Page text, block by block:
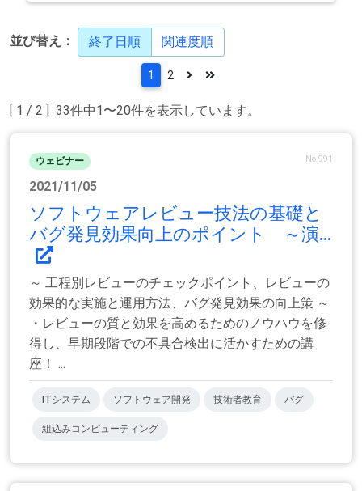
並び替え： 終了日順 関連度順
[ 1 / 2 ] 33件中1〜20件を表示しています。
1 2
ウェビナー No.991
2021/11/05
ソフトウェアレビュー技法の基礎と
バグ発見効果向上のポイント ～演...
～ 工程別レビューのチェックポイント、レビューの
効果的な実施と運用方法、バグ発見効果の向上策 ～
・レビューの質と効果を高めるためのノウハウを修
得し、早期段階での不具合検出に活かすための講
座！ ...
ITシステム ソフトウェア開発 技術者教育 バグ
組込みコンピューティング